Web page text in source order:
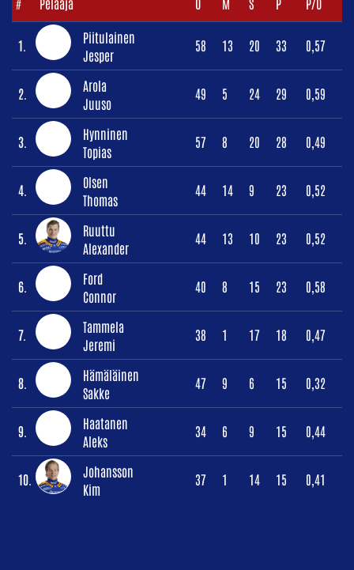
1.
Piitulainen
Jesper
58 13 20 33 0,57
2.
Arola
Juuso
49 5 24 29 0,59
3.
Hynninen
Topias
57 8 20 28 0,49
4.
Olsen
Thomas
44 14 9 23 0,52
5.
Ruuttu
Alexander
44 13 10 23 0,52
6.
Ford
Connor
40 8 15 23 0,58
7.
Tammela
Jeremi
38 1 17 18 0,47
8.
Hämäläinen
Sakke
47 9 6 15 0,32
9.
Haatanen
Aleks
34 6 9 15 0,44
10.
Johansson
Kim
37 1 14 15 0,41